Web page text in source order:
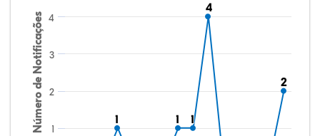
Número de Notificações 11 11 1
1
4
4
2
2
1
2
3
4